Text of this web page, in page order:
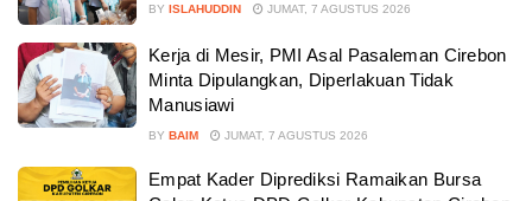
BY ISLAHUDDIN JUMAT, 7 AGUSTUS 2026
Kerja di Mesir, PMI Asal Pasaleman Cirebon
Minta Dipulangkan, Diperlakuan Tidak
Manusiawi
BY BAIM JUMAT, 7 AGUSTUS 2026
Empat Kader Diprediksi Ramaikan Bursa